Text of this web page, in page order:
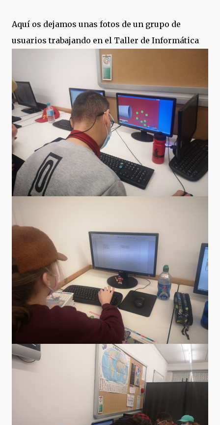
Aquí os dejamos unas fotos de un grupo de
usuarios trabajando en el Taller de Informática